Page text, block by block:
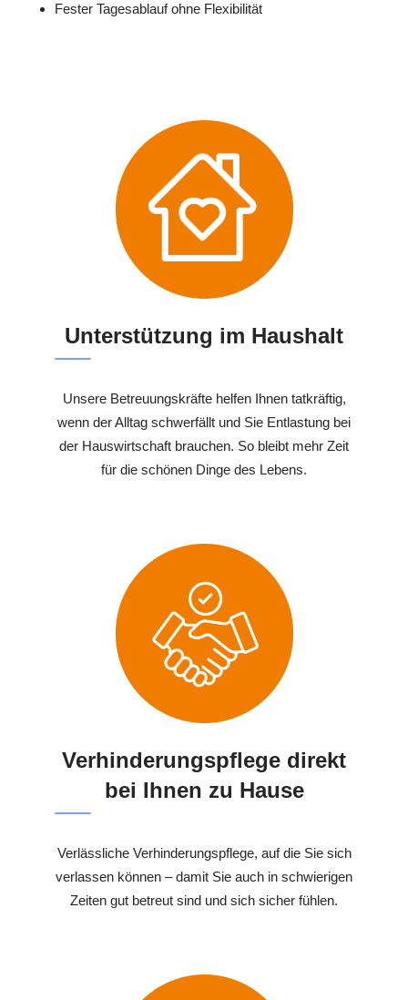
Fester Tagesablauf ohne Flexibilität
Unterstützung im Haushalt
Unsere Betreuungskräfte helfen Ihnen tatkräftig,
wenn der Alltag schwerfällt und Sie Entlastung bei
der Hauswirtschaft brauchen. So bleibt mehr Zeit
für die schönen Dinge des Lebens.
Verhinderungspflege direkt
bei Ihnen zu Hause
Verlässliche Verhinderungspflege, auf die Sie sich
verlassen können – damit Sie auch in schwierigen
Zeiten gut betreut sind und sich sicher fühlen.